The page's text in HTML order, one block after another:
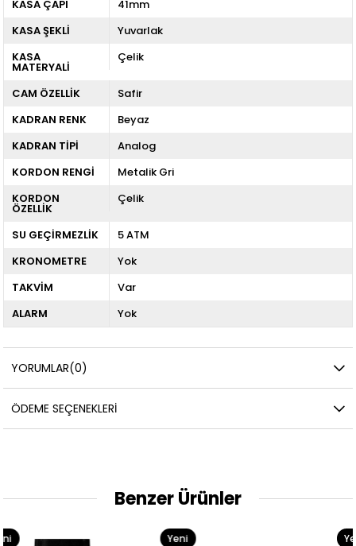
KASA ÇAPI
41mm
KASA ŞEKLİ
Yuvarlak
KASA
MATERYALİ
Çelik
CAM ÖZELLİK
Safir
KADRAN RENK
Beyaz
KADRAN TİPİ
Analog
KORDON RENGİ
Metalik Gri
KORDON
ÖZELLİK
Çelik
SU GEÇİRMEZLİK
5 ATM
KRONOMETRE
Yok
TAKVİM
Var
ALARM
Yok
YORUMLAR(0)
ÖDEME SEÇENEKLERI
Benzer Ürünler
Yeni